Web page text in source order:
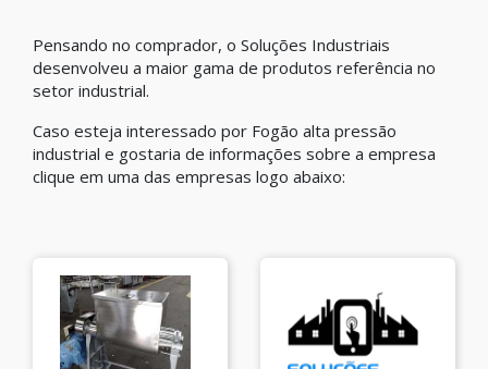
Pensando no comprador, o Soluções Industriais
desenvolveu a maior gama de produtos referência no
setor industrial.
Caso esteja interessado por Fogão alta pressão
industrial e gostaria de informações sobre a empresa
clique em uma das empresas logo abaixo: